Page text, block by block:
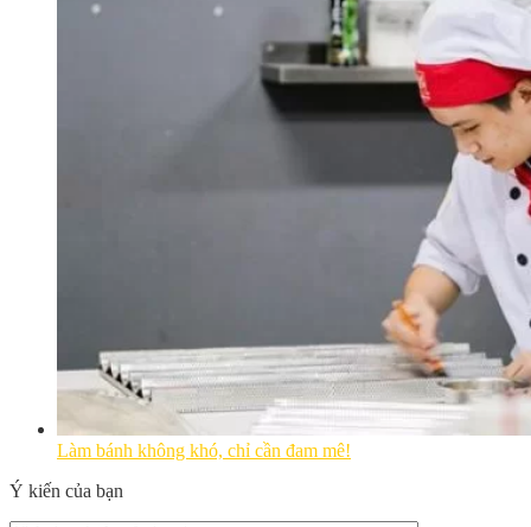
Làm bánh không khó, chỉ cần đam mê!
Ý kiến của bạn